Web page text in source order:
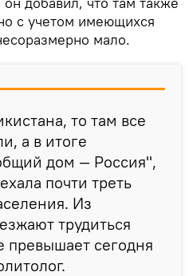
с учетом имеющихся
мало.
то там все
а в итоге
дом — Россия",
почти треть
Из
трудиться
превышает сегодня